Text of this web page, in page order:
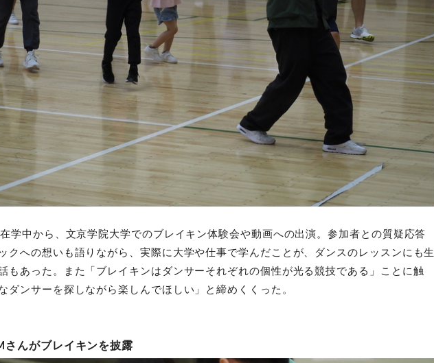
学中から、文京学院大学でのブレイキン体験会や動画への出演。参加者との質疑応答
クへの想いも語りながら、実際に大学や仕事で学んだことが、ダンスのレッスンにも生
もあった。また「ブレイキンはダンサーそれぞれの個性が光る競技である」ことに触
ダンサーを探しながら楽しんでほしい」と締めくくった。
んがブレイキンを披露